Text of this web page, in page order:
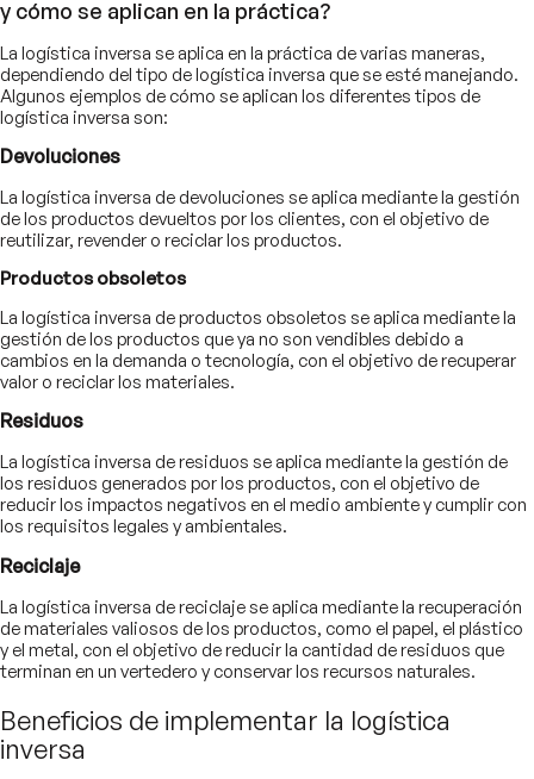
y cómo se aplican en la práctica?
La logística inversa se aplica en la práctica de varias maneras,
dependiendo del tipo de logística inversa que se esté manejando.
Algunos ejemplos de cómo se aplican los diferentes tipos de
logística inversa son:
Devoluciones
La logística inversa de devoluciones se aplica mediante la gestión
de los productos devueltos por los clientes, con el objetivo de
reutilizar, revender o reciclar los productos.
Productos obsoletos
La logística inversa de productos obsoletos se aplica mediante la
gestión de los productos que ya no son vendibles debido a
cambios en la demanda o tecnología, con el objetivo de recuperar
valor o reciclar los materiales.
Residuos
La logística inversa de residuos se aplica mediante la gestión de
los residuos generados por los productos, con el objetivo de
reducir los impactos negativos en el medio ambiente y cumplir con
los requisitos legales y ambientales.
Reciclaje
La logística inversa de reciclaje se aplica mediante la recuperación
de materiales valiosos de los productos, como el papel, el plástico
y el metal, con el objetivo de reducir la cantidad de residuos que
terminan en un vertedero y conservar los recursos naturales.
Beneficios de implementar la logística
inversa